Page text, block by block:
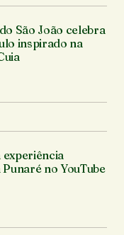
São João celebra
inspirado na
no YouTube